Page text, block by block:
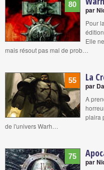
80
par
Pour
Elle
mais résout pas mal de prob…
55 La
par
A
plaira
de l'univers Warh…
75
par